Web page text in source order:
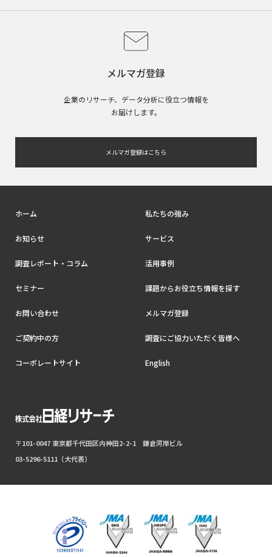
メルマガ登録
企業のリサーチ、データ分析に役立つ情報を
お届けします。
メルマガ登録はこちら
ホーム 私たちの強み
お知らせ サービス
調査レポート・コラム 活用事例
セミナー 課題からお役立ち情報を探す
お問い合わせ メルマガ登録
ご契約中の方 調査にご協力いただく皆様へ
コーポレートサイト English
〒101-0047 東京都千代田区内神田2-2-1 鎌倉河岸ビル
03-5296-5111（大代表）